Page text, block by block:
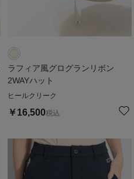
ラフィア風グログランリボン
2WAYハット
ヒールクリーク
￥ 16,500税込